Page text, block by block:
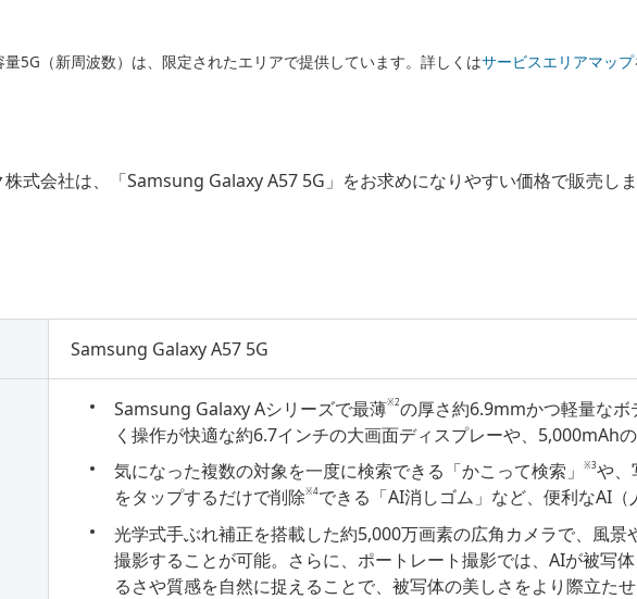
量5G（新周波数）は、限定されたエリアで提供しています。詳しくはサービスエリアマップ
株式会社は、「Samsung Galaxy A57 5G」をお求めになりやすい価格で販売し
Samsung Galaxy A57 5G
Samsung Galaxy Aシリーズで最薄※2の厚さ約6.9mmかつ軽量な
く操作が快適な約6.7インチの大画面ディスプレーや、5,000mAh
気になった複数の対象を一度に検索できる「かこって検索」
※3や、
をタップするだけで削除※4できる「AI消しゴム」など、便利なAI
光学式手ぶれ補正を搭載した約5,000万画素の広角カメラで、風景
撮影することが可能。さらに、ポートレート撮影では、AIが被写
るさや質感を自然に捉えることで、被写体の美しさをより際立た